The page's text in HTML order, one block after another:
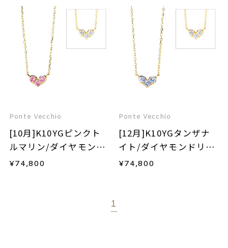
Ponte Vecchio
[10月]K10YGピンクト
ルマリン/ダイヤモンド
リバーシブルネックレ
¥74,800
Ponte Vecchio
[12月]K10YGタンザナ
イト/ダイヤモンドリバ
ーシブルネックレス
¥74,800
1